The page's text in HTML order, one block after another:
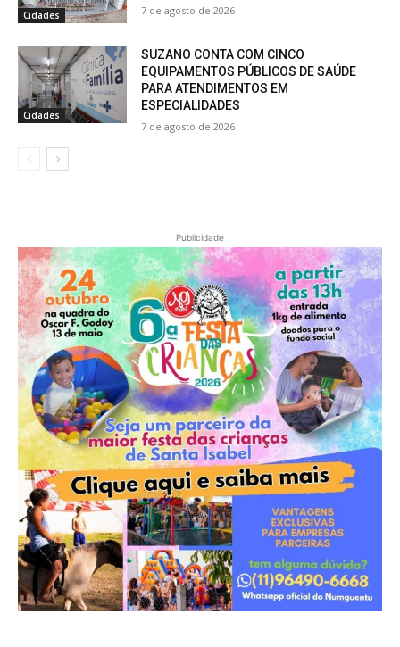
Cidades 7 de agosto de 2026
Cidades
SUZANO CONTA COM CINCO
EQUIPAMENTOS PÚBLICOS DE SAÚDE
PARA ATENDIMENTOS EM
ESPECIALIDADES
7 de agosto de 2026
Publicidade